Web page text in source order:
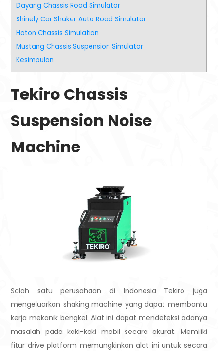
Dayang Chassis Road Simulator
Shinely Car Shaker Auto Road Simulator
Hoton Chassis Simulation
Mustang Chassis Suspension Simulator
Kesimpulan
Tekiro Chassis
Suspension Noise
Machine
Salah satu perusahaan di Indonesia Tekiro juga
mengeluarkan shaking machine yang dapat membantu
kerja mekanik bengkel. Alat ini dapat mendeteksi adanya
masalah pada kaki-kaki mobil secara akurat. Memiliki
fitur drive platform memungkinkan alat ini untuk secara